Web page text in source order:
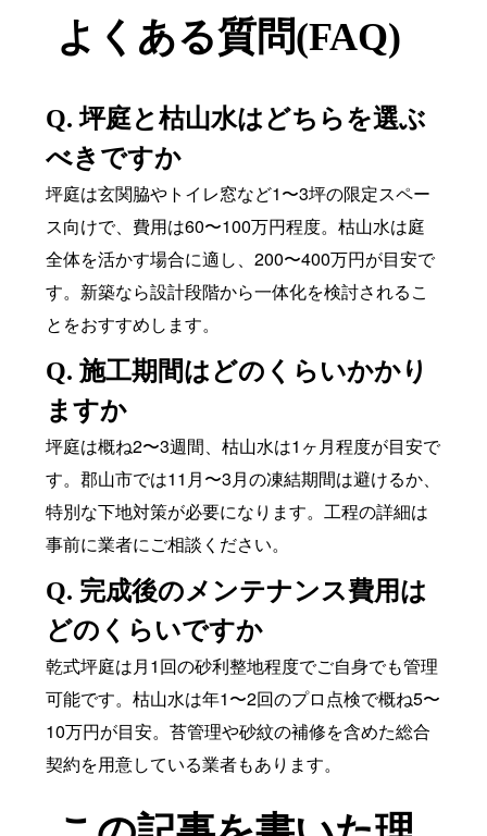
よくある質問(FAQ)
Q. 坪庭と枯山水はどちらを選ぶ
べきですか
坪庭は玄関脇やトイレ窓など1〜3坪の限定スペー
ス向けで、費用は60〜100万円程度。枯山水は庭
全体を活かす場合に適し、200〜400万円が目安で
す。新築なら設計段階から一体化を検討されるこ
とをおすすめします。
Q. 施工期間はどのくらいかかり
ますか
坪庭は概ね2〜3週間、枯山水は1ヶ月程度が目安で
す。郡山市では11月〜3月の凍結期間は避けるか、
特別な下地対策が必要になります。工程の詳細は
事前に業者にご相談ください。
Q. 完成後のメンテナンス費用は
どのくらいですか
乾式坪庭は月1回の砂利整地程度でご自身でも管理
可能です。枯山水は年1〜2回のプロ点検で概ね5〜
10万円が目安。苔管理や砂紋の補修を含めた総合
契約を用意している業者もあります。